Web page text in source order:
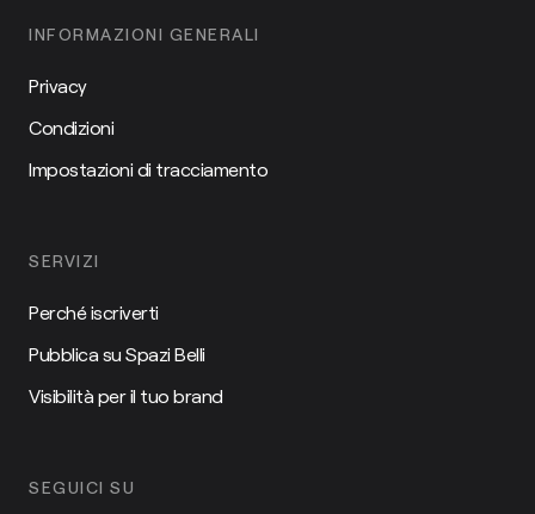
INFORMAZIONI GENERALI
Privacy
Condizioni
Impostazioni di tracciamento
SERVIZI
Perché iscriverti
Pubblica su Spazi Belli
Visibilità per il tuo brand
SEGUICI SU